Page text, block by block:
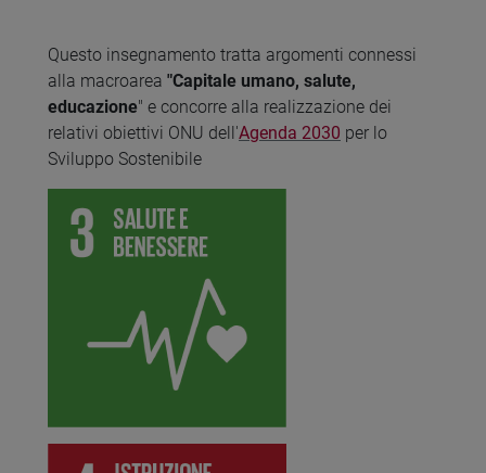
Questo insegnamento tratta argomenti connessi
alla macroarea "Capitale umano, salute,
educazione" e concorre alla realizzazione dei
relativi obiettivi ONU dell'Agenda 2030 per lo
Sviluppo Sostenibile